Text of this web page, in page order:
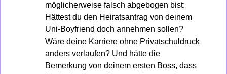
möglicherweise falsch abgebogen bist:
Hättest du den Heiratsantrag von deinem
Uni-Boyfriend doch annehmen sollen?
Wäre deine Karriere ohne Privatschuldruck
anders verlaufen? Und hätte die
Bemerkung von deinem ersten Boss, dass